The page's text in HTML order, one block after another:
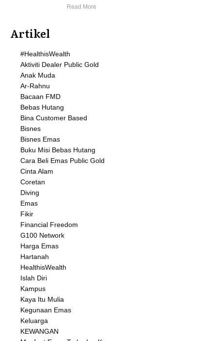
Read More
Artikel
#HealthisWealth
Aktiviti Dealer Public Gold
Anak Muda
Ar-Rahnu
Bacaan FMD
Bebas Hutang
Bina Customer Based
Bisnes
Bisnes Emas
Buku Misi Bebas Hutang
Cara Beli Emas Public Gold
Cinta Alam
Coretan
Diving
Emas
Fikir
Financial Freedom
G100 Network
Harga Emas
Hartanah
HealthisWealth
Islah Diri
Kampus
Kaya Itu Mulia
Kegunaan Emas
Keluarga
KEWANGAN